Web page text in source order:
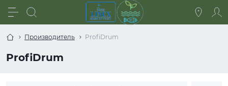
Производитель ProfiDrum
ProfiDrum